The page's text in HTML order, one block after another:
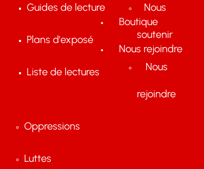
Guides de lecture
Plans d'exposé
Liste de lectures
Nous
soutenir
Nous
rejoindre
Oppressions
Luttes
Boutique
Nous rejoindre